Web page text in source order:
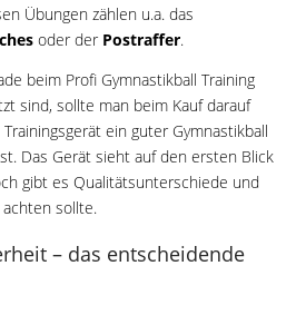
Übungen zählen u.a. das
oder der Postraffer.
beim Profi Gymnastikball Training
sind, sollte man beim Kauf darauf
ein guter Gymnastikball
Das Gerät sieht auf den ersten Blick
gibt es Qualitätsunterschiede und
sollte.
– das entscheidende